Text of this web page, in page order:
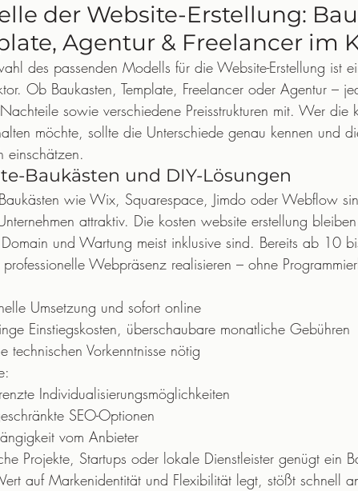
der Website-Erstellung:
Agentur & Freelancer im
des passenden Modells für die Website-Erstellung ist
Ob Baukasten, Template, Freelancer oder Agentur –
sowie verschiedene Preisstrukturen mit. Wer die
möchte, sollte die Unterschiede genau kennen und
einschätzen.
Baukästen und DIY-Lösungen
wie Wix, Squarespace, Jimdo oder Webflow
attraktiv. Die kosten website erstellung
und Wartung meist inklusive sind. Bereits ab 10
Webpräsenz realisieren – ohne
Umsetzung und sofort online
Einstiegskosten, überschaubare monatliche Gebühren
technischen Vorkenntnisse nötig
Individualisierungsmöglichkeiten
SEO-Optionen
vom Anbieter
Projekte, Startups oder lokale Dienstleister genügt ein
auf Markenidentität und Flexibilität legt, stößt schnell